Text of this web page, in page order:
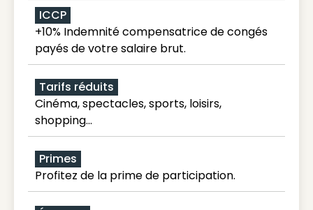
ICCP
+10% Indemnité compensatrice de congés
payés de votre salaire brut.
Tarifs réduits
Cinéma, spectacles, sports, loisirs,
shopping...
Primes
Profitez de la prime de participation.